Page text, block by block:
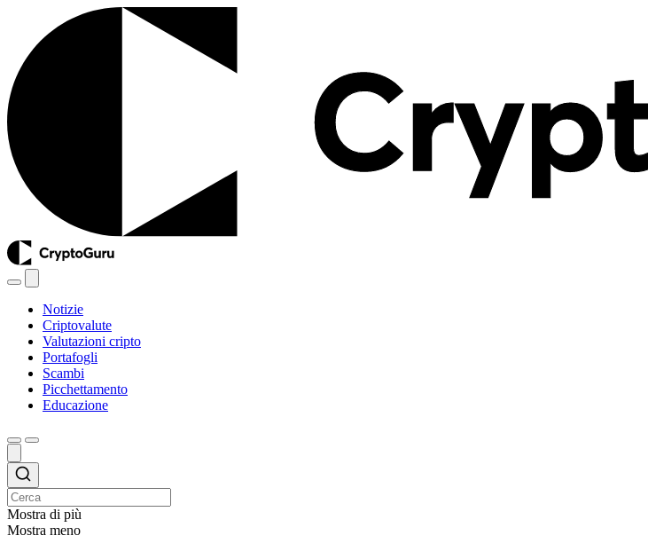
Notizie
Criptovalute
Valutazioni cripto
Portafogli
Scambi
Picchettamento
Educazione
Mostra di più
Mostra meno